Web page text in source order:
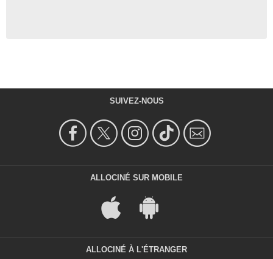
SUIVEZ-NOUS
ALLOCINÉ SUR MOBILE
ALLOCINÉ À L'ÉTRANGER